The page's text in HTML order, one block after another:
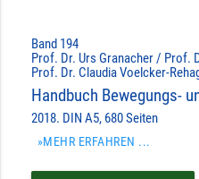
Band 194
Prof. Dr. Urs Granacher / Prof.
Prof. Dr. Claudia Voelcker-
Handbuch Bewegungs-
2018. DIN A5, 680 Seiten
»MEHR ERFAHREN ...